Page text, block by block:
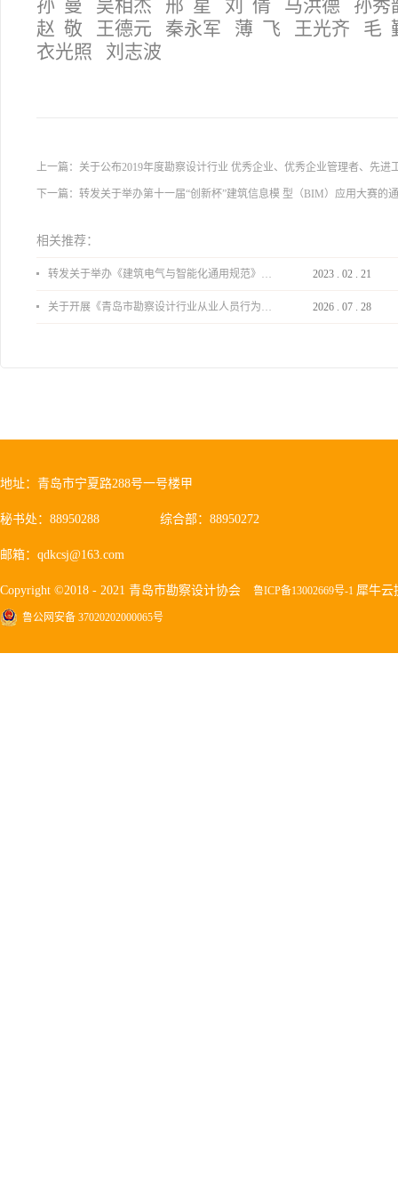
孙 曼 吴相杰 邢 星 刘 倩 马洪德 孙
赵 敬 王德元 秦永军 薄 飞 王光齐 毛
衣光照 刘志波
上一篇： 关于公布2019年度勘察设计行业 优秀企业、优秀企业管理者、先进
下一篇： 转发关于举办第十一届“创新杯”建筑信息模 型（BIM）应用大赛的
相关推荐：
转发关于举办《建筑电气与智能化通用规范》 GB55024-2022公益宣贯的通知 2023 . 02 . 21
关于开展《青岛市勘察设计行业从业人员行为导则》、《青岛市住宅工程设计审查品质提升指引（2026版）》宣贯活动的通知 2026 . 07 . 28
地址：青岛市宁夏路288号一号楼甲
秘书处：88950288 综合部：88950272
邮箱：qdkcsj@163.com
Copyright ©2018 - 2021 青岛市勘察设计协会 鲁ICP备13002669号-1 犀牛云
鲁公网安备 37020202000065号